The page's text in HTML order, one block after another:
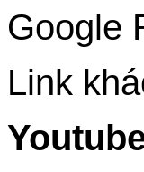
Google
Link